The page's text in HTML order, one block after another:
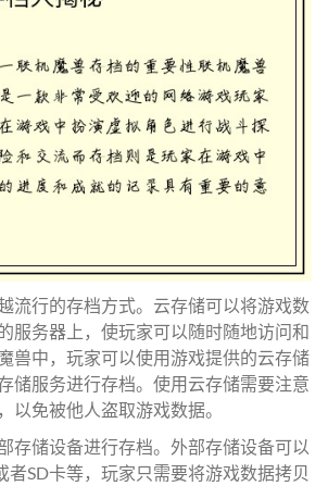
流行的存档方式。云存储可以将游戏数
服务器上，使玩家可以随时随地访问和
兽中，玩家可以使用游戏提供的云存储
储服务进行存档。使用云存储需要注意
以免被他人盗取游戏数据。
存储设备进行存档。外部存储设备可以
者SD卡等，玩家只需要将游戏数据拷贝